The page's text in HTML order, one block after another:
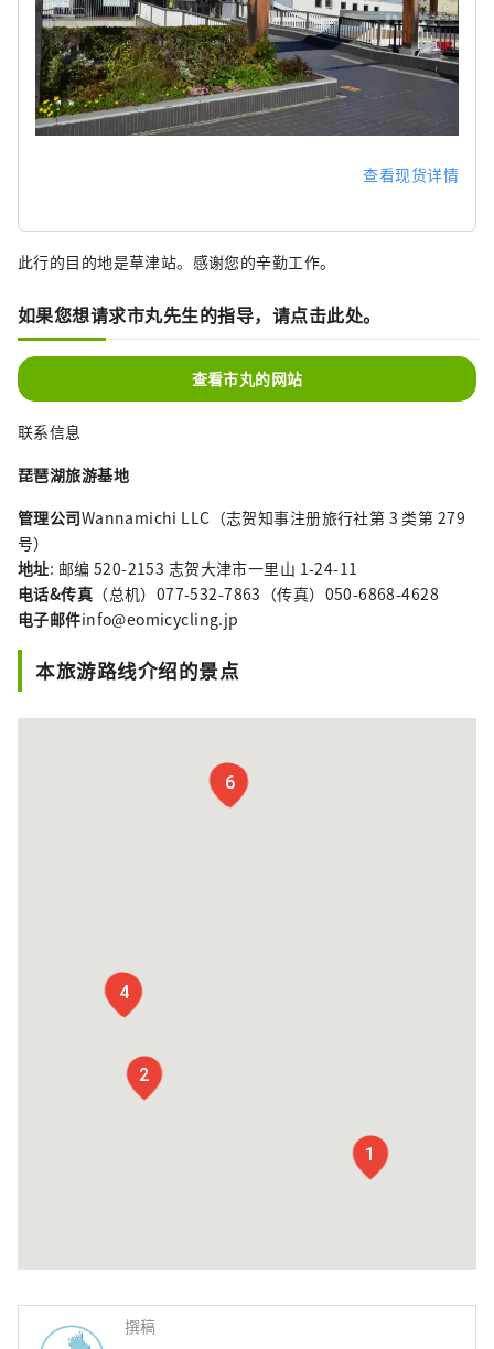
查看现货详情
此行的目的地是草津站。感谢您的辛勤工作。
如果您想请求市丸先生的指导，请点击此处。
查看市丸的网站
联系信息
琵琶湖旅游基地
管理公司Wannamichi LLC（志贺知事注册旅行社第 3 类第 279
号）
地址: 邮编 520-2153 志贺大津市一里山 1-24-11
电话&传真 （总机）077-532-7863（传真）050-6868-4628
电子邮件info@eomicycling.jp
本旅游路线介绍的景点
1
2
3
4
5
6
撰稿